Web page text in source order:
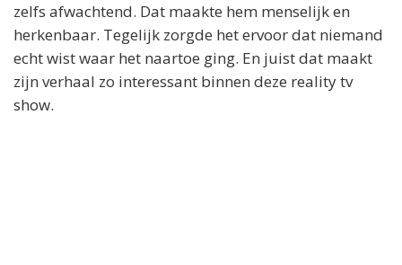
zelfs afwachtend. Dat maakte hem menselijk en
herkenbaar. Tegelijk zorgde het ervoor dat niemand
echt wist waar het naartoe ging. En juist dat maakt
zijn verhaal zo interessant binnen deze reality tv
show.